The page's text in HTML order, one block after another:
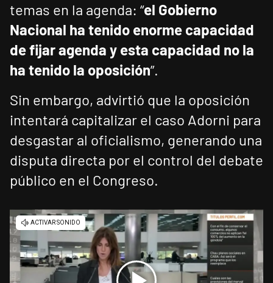
temas en la agenda: “el Gobierno
Nacional ha tenido enorme capacidad
de fijar agenda y esta capacidad no la
ha tenido la oposición”.
Sin embargo, advirtió que la oposición
intentará capitalizar el caso Adorni para
desgastar al oficialismo, generando una
disputa directa por el control del debate
público en el Congreso.